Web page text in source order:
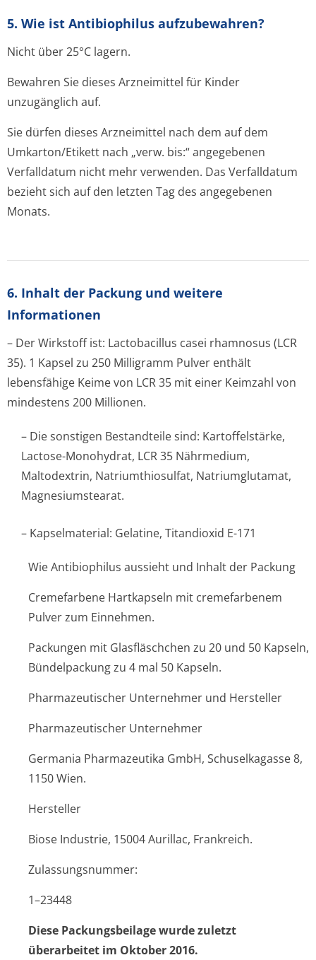
5. Wie ist Antibiophilus aufzubewahren?
Nicht über 25°C lagern.
Bewahren Sie dieses Arzneimittel für Kinder
unzugänglich auf.
Sie dürfen dieses Arzneimittel nach dem auf dem
Umkarton/Etikett nach „verw. bis:“ angegebenen
Verfalldatum nicht mehr verwenden. Das Verfalldatum
bezieht sich auf den letzten Tag des angegebenen
Monats.
6. Inhalt der Packung und weitere
Informationen
– Der Wirkstoff ist: Lactobacillus casei rhamnosus (LCR
35). 1 Kapsel zu 250 Milligramm Pulver enthält
lebensfähige Keime von LCR 35 mit einer Keimzahl von
mindestens 200 Millionen.
– Die sonstigen Bestandteile sind: Kartoffelstärke,
Lactose-Monohydrat, LCR 35 Nährmedium,
Maltodextrin, Natriumthiosulfat, Natriumglutamat,
Magnesiumstearat.
– Kapselmaterial: Gelatine, Titandioxid E-171
Wie Antibiophilus aussieht und Inhalt der Packung
Cremefarbene Hartkapseln mit cremefarbenem
Pulver zum Einnehmen.
Packungen mit Glasfläschchen zu 20 und 50 Kapseln,
Bündelpackung zu 4 mal 50 Kapseln.
Pharmazeutischer Unternehmer und Hersteller
Pharmazeutischer Unternehmer
Germania Pharmazeutika GmbH, Schuselkagasse 8,
1150 Wien.
Hersteller
Biose Industrie, 15004 Aurillac, Frankreich.
Zulassungsnummer:
1–23448
Diese Packungsbeilage wurde zuletzt
überarbeitet im Oktober 2016.